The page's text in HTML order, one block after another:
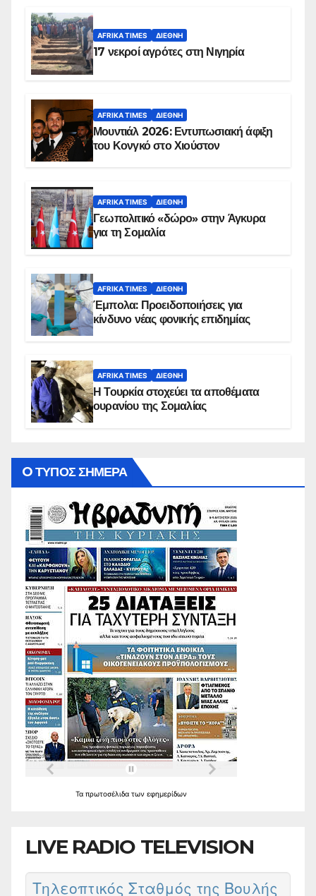
AFRIKA TIMES ΔΙΕΘΝΉ
17 νεκροί αγρότες στη Νιγηρία
AFRIKA TIMES ΔΙΕΘΝΉ
Μουντιάλ 2026: Εντυπωσιακή άφιξη
του Κονγκό στο Χιούστον
AFRIKA TIMES ΔΙΕΘΝΉ
Γεωπολιτικό «δώρο» στην Άγκυρα
για τη Σομαλία
AFRIKA TIMES ΔΙΕΘΝΉ
Έμπολα: Προειδοποιήσεις για
κίνδυνο νέας φονικής επιδημίας
AFRIKA TIMES ΔΙΕΘΝΉ
Η Τουρκία στοχεύει τα αποθέματα
ουρανίου της Σομαλίας
O ΤΥΠΟΣ ΣΗΜΕΡΑ
Τα πρωτοσέλιδα των εφημερίδων
LIVE RADIO TELEVISION